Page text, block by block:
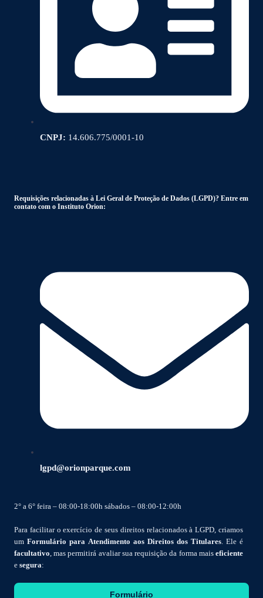
CNPJ: 14.606.775/0001-10
Requisições relacionadas à Lei Geral de Proteção de Dados (LGPD)? Entre em
contato com o Instituto Orion:
lgpd@orionparque.com
2° a 6° feira – 08:00-18:00h sábados – 08:00-12:00h
Para facilitar o exercício de seus direitos relacionados à LGPD, criamos
um Formulário para Atendimento aos Direitos dos Titulares . Ele é
facultativo , mas permitirá avaliar sua requisição da forma mais eficiente
e segura:
Formulário